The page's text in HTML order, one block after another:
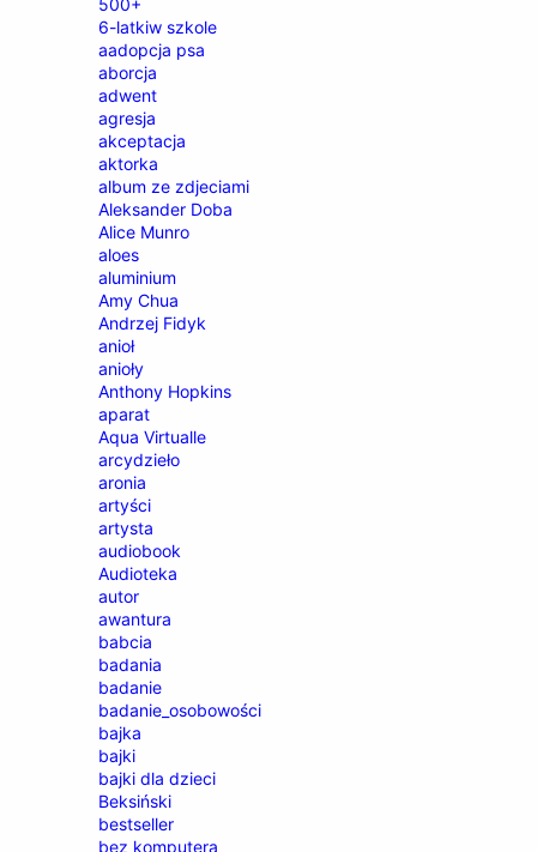
6-latkiw szkole
aadopcja psa
aborcja
adwent
agresja
akceptacja
aktorka
album ze zdjeciami
Aleksander Doba
Alice Munro
aloes
aluminium
Amy Chua
Andrzej Fidyk
anioł
anioły
Anthony Hopkins
aparat
Aqua Virtualle
arcydzieło
aronia
artyści
artysta
audiobook
Audioteka
autor
awantura
babcia
badania
badanie
badanie_osobowości
bajka
bajki
bajki dla dzieci
Beksiński
bestseller
bez komputera